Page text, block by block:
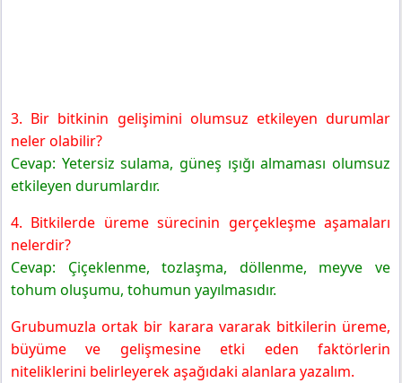
3. Bir bitkinin gelişimini olumsuz etkileyen durumlar
neler olabilir?
Cevap: Yetersiz sulama, güneş ışığı almaması olumsuz
etkileyen durumlardır.
4. Bitkilerde üreme sürecinin gerçekleşme aşamaları
nelerdir?
Cevap: Çiçeklenme, tozlaşma, döllenme, meyve ve
tohum oluşumu, tohumun yayılmasıdır.
Grubumuzla ortak bir karara vararak bitkilerin üreme,
büyüme ve gelişmesine etki eden faktörlerin
niteliklerini belirleyerek aşağıdaki alanlara yazalım.